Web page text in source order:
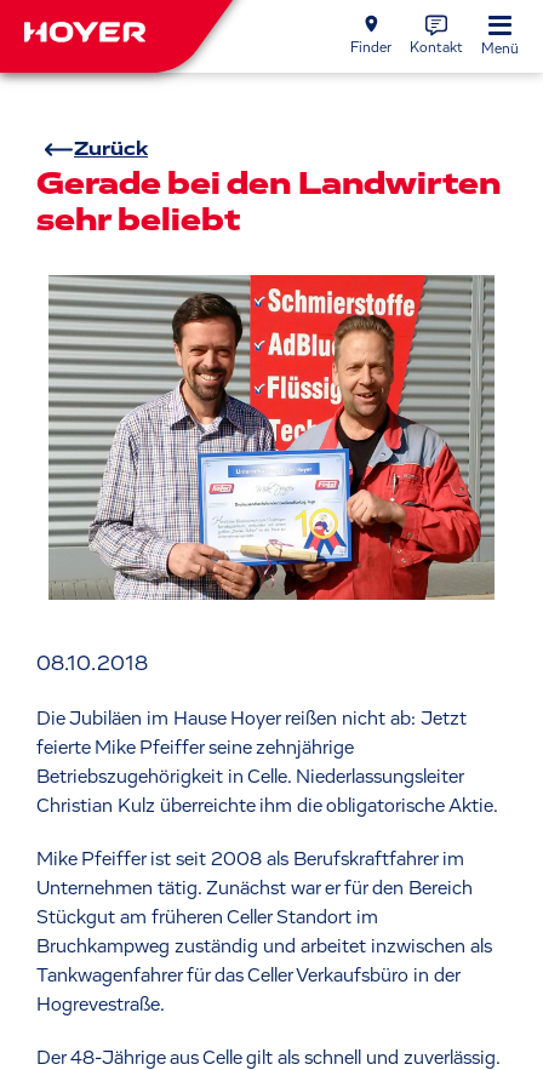
Finder Kontakt Menü
Zurück
Gerade bei den Landwirten
sehr beliebt
08.10.2018
Die Jubiläen im Hause Hoyer reißen nicht ab: Jetzt
feierte Mike Pfeiffer seine zehnjährige
Betriebszugehörigkeit in Celle. Niederlassungsleiter
Christian Kulz überreichte ihm die obligatorische Aktie.
Mike Pfeiffer ist seit 2008 als Berufskraftfahrer im
Unternehmen tätig. Zunächst war er für den Bereich
Stückgut am früheren Celler Standort im
Bruchkampweg zuständig und arbeitet inzwischen als
Tankwagenfahrer für das Celler Verkaufsbüro in der
Hogrevestraße.
Der 48-Jährige aus Celle gilt als schnell und zuverlässig.